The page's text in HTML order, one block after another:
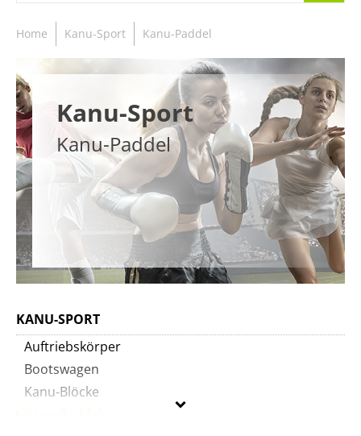
Home Kanu-Sport Kanu-Paddel
Kanu-Sport
Kanu-Paddel
KANU-SPORT
Auftriebskörper
Bootswagen
Kanu-Blöcke